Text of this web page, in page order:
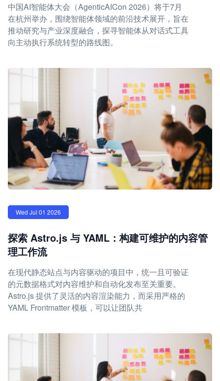
中国AI智能体大会（AgenticAICon 2026）将于7月
在杭州举办，围绕智能体领域的前沿技术展开，旨在
推动研究与产业深度融合，探寻智能体从对话式工具
向主动执行系统转型的路线图。
Wed Jul 01 2026
探索 Astro.js 与 YAML：构建可维护的内容管
理工作流
在现代静态站点与内容驱动的项目中，统一且可验证
的元数据格式对内容维护和自动化发布至关重要。
Astro.js 提供了灵活的内容渲染能力，而采用严格的
YAML Frontmatter 模板，可以让团队共